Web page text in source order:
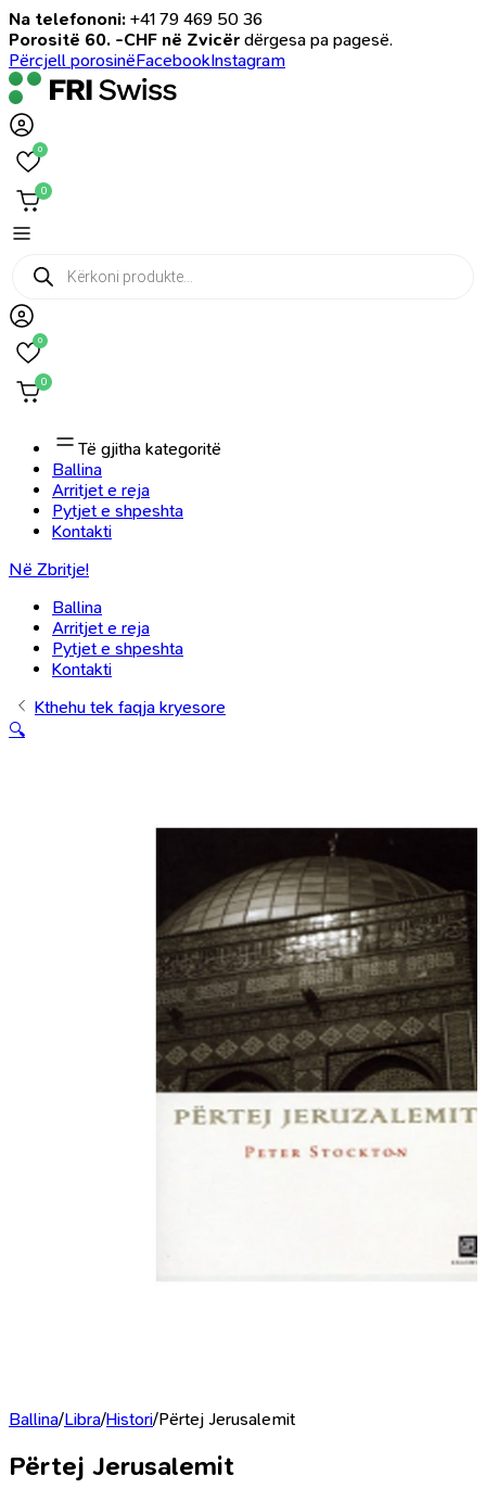
Na telefononi: +41 79 469 50 36
Porositë 60. -CHF në Zvicër dërgesa pa pagesë.
Përcjell porosinëFacebookInstagram
0
0
Products
search
0
0
Të gjitha kategoritë
Ballina
Arritjet e reja
Pytjet e shpeshta
Kontakti
Në Zbritje!
Ballina
Arritjet e reja
Pytjet e shpeshta
Kontakti
Kthehu tek faqja kryesore
🔍
Ballina/Libra/Histori/Përtej Jerusalemit
Përtej Jerusalemit